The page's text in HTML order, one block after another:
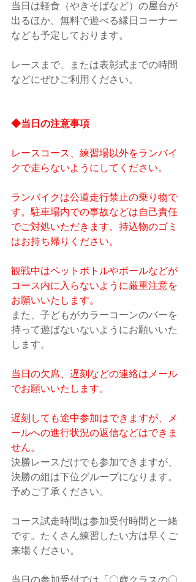
当日は軽食（やきそばなど）の屋台が
出るほか、無料で遊べる縁日コーナー
なども予定しております。
レースまで、または表彰式までの時間
などにぜひご利用ください。
◆当日の注意事項
レースコース、練習場以外をランバイ
クで走らないようにしてください。
ランバイクは公道走行禁止の乗り物で
す。駐車場内での事故などは自己責任
でご対処いただきます。持込物のゴミ
はお持ち帰りください。
観戦中はペットボトルやボールなどが
コース内に入らないように厳重注意を
お願いいたします。
また、子どもがカラーコーンのバーを
持って遊ばないないようにお願いいた
します。
当日の欠席、遅刻などの連絡はメール
でお願いいたします。
遅刻しても途中参加はできますが、メ
ールへの進行状況の返信などはできま
せん。
決勝レースだけでも参加できますが、
決勝の組は下位グループになります。
予めご了承ください。
コース試走時間は参加受付時間と一緒
です。たくさん練習したい方は早くご
来場ください。